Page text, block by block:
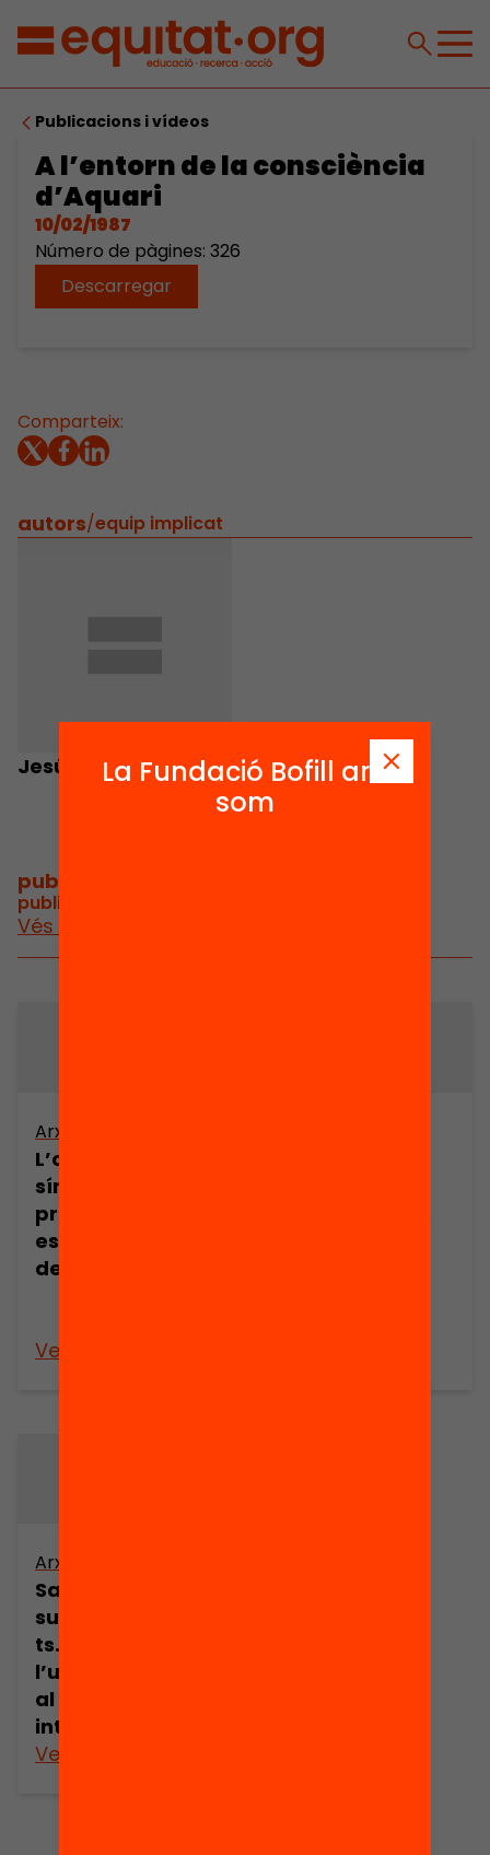
Publicacions i vídeos
A l’entorn de la consciència
d’Aquari
10/02/1987
Número de pàgines: 326
Descarregar
Comparteix:
autors/equip implicat
Jesús Vicens
publicacions i vídeos
publicacions i vídeos relacionats
Vés a publicacions i vídeos
Arxiu
L’origen dels
símbols
profunds i els
estats alterats
de consciència
Veure’n més
Arxiu
Salvatges i
subdesenvolupa
ts. De
l’universalisme
al diàleg
intercultural
Veure’n més
La Fundació Bofill ara
som